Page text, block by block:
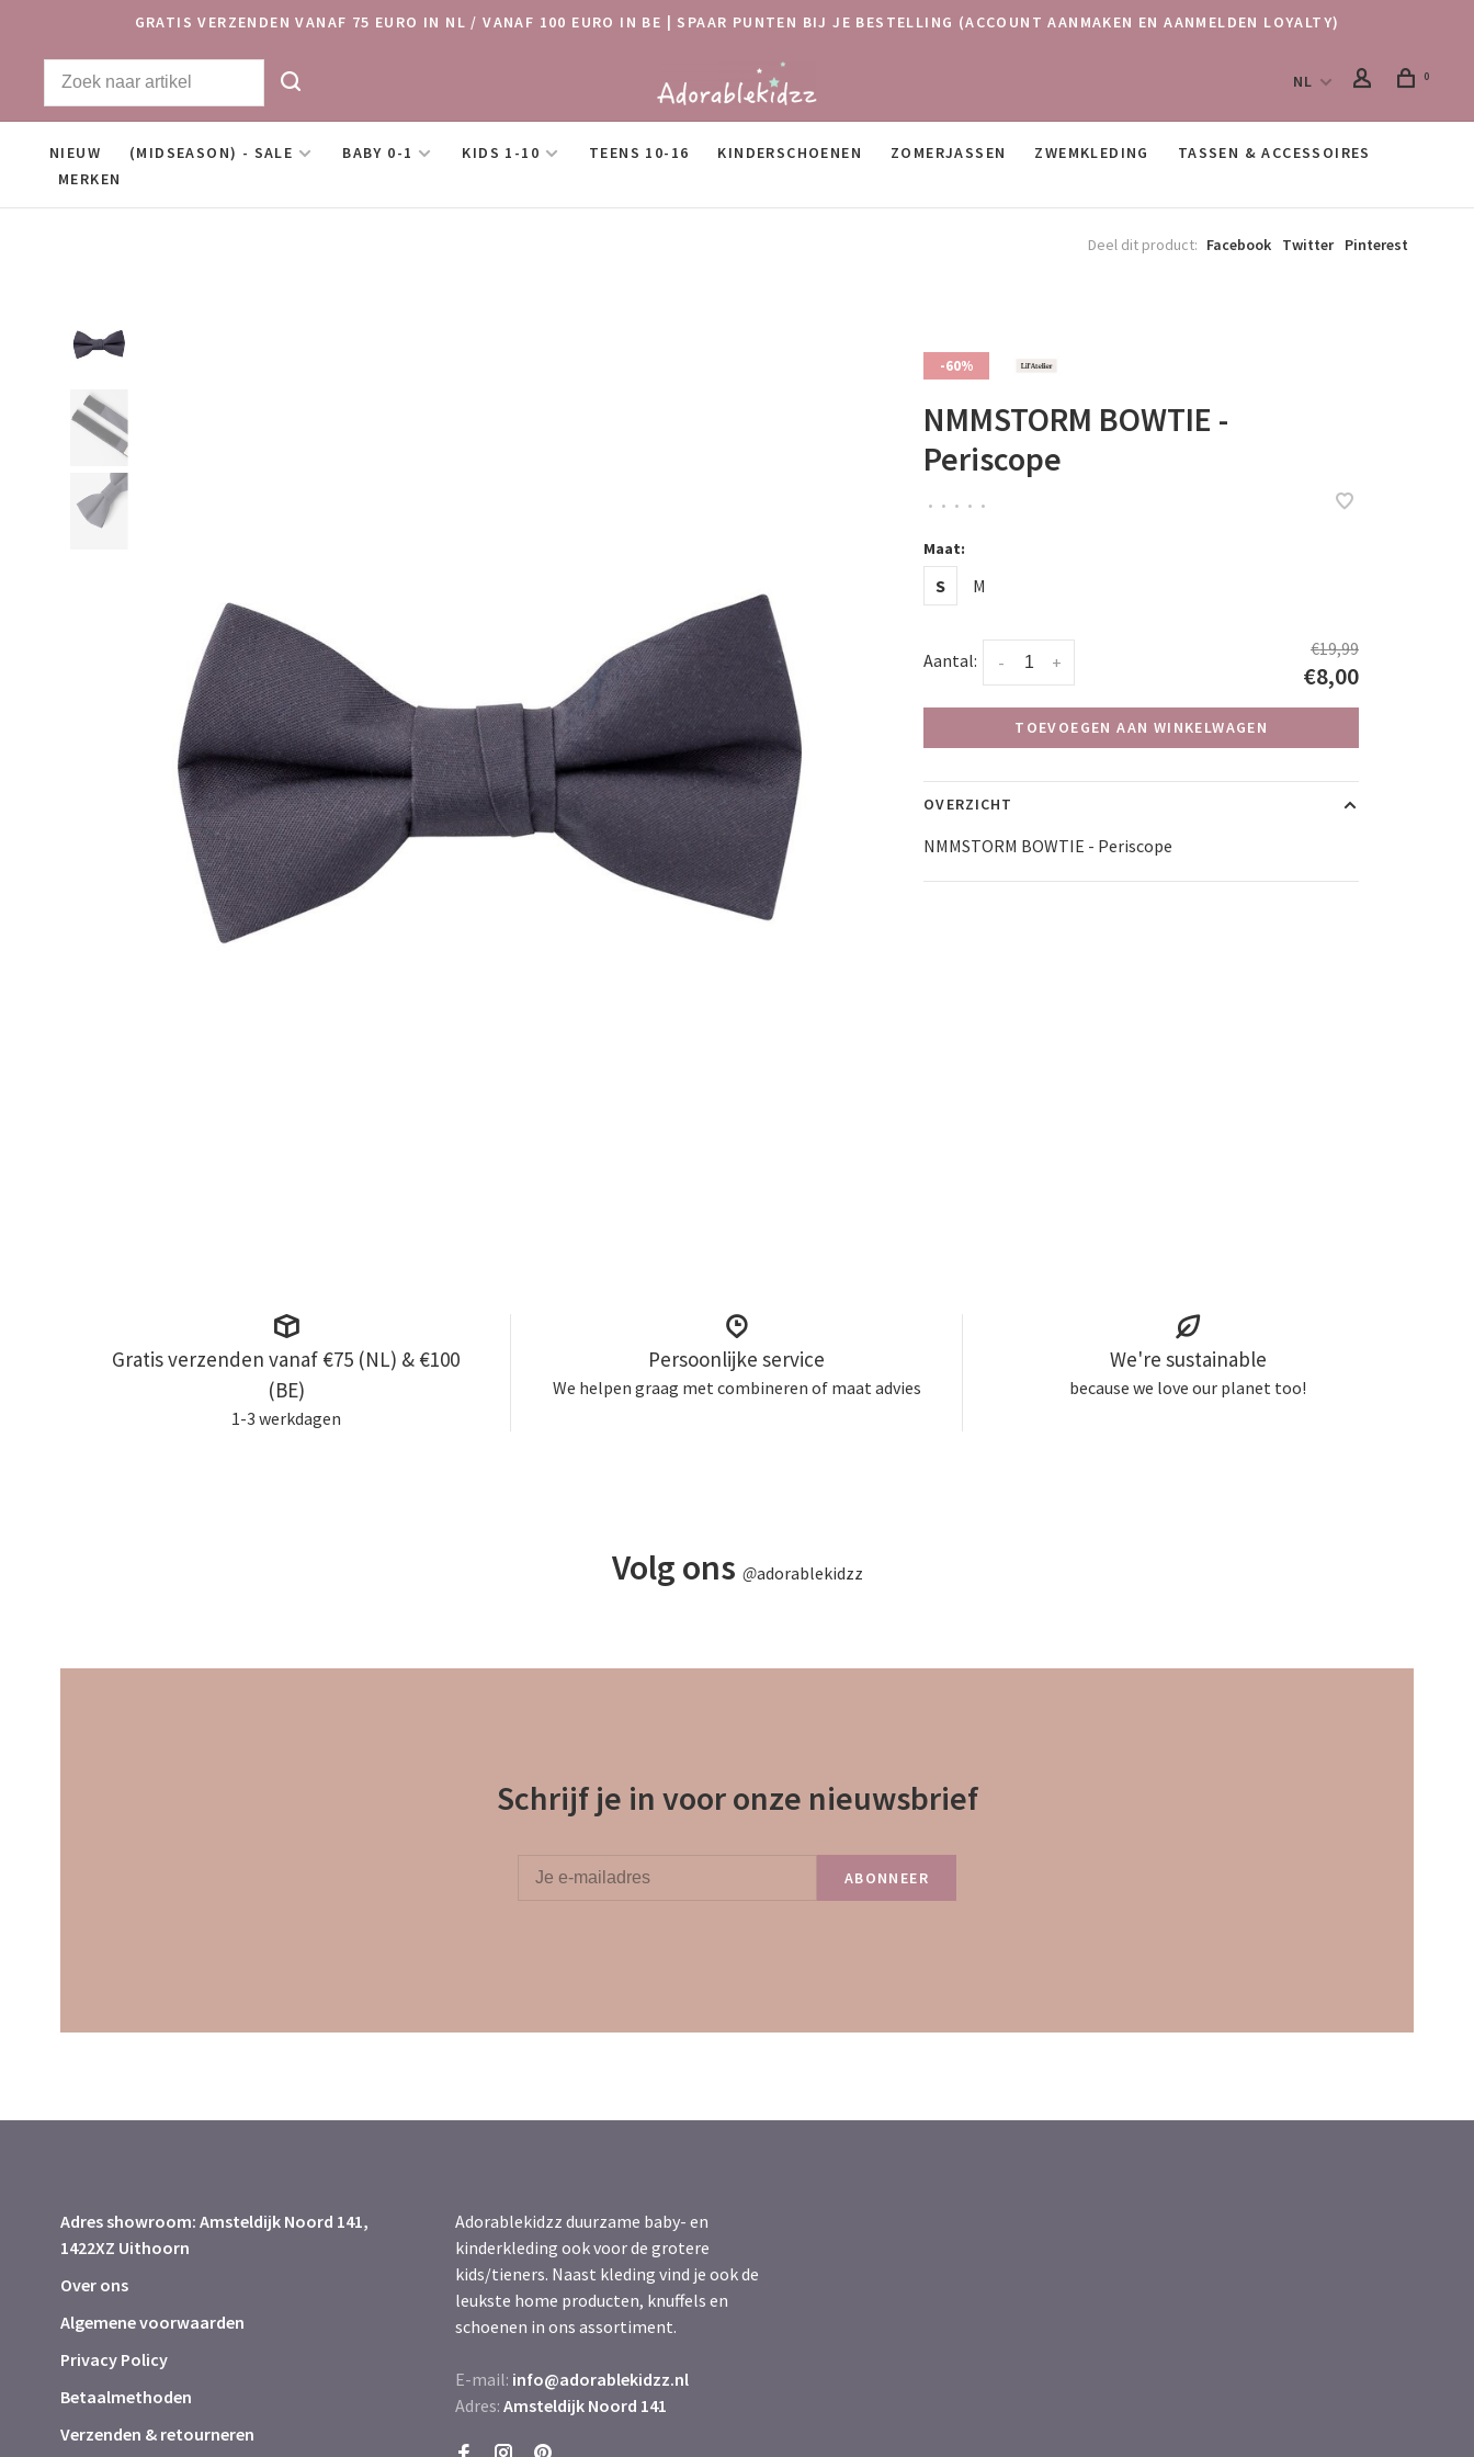
GRATIS VERZENDEN VANAF 75 EURO IN NL / VANAF 100 EURO IN BE | SPAAR PUNTEN BIJ JE BESTELLING (ACCOUNT AANMAKEN EN AANMELDEN LOYALTY)
NL 0
NIEUW (MIDSEASON) - SALE BABY 0-1 KIDS 1-10 TEENS 10-16 KINDERSCHOENEN ZOMERJASSEN ZWEMKLEDING
TASSEN & ACCESSOIRES
MERKEN
Deel dit product: Facebook Twitter Pinterest
-60%
NMMSTORM BOWTIE -
Periscope
• • • • •
Maat:
S M
Aantal: +
-
€19,99
€8,00
TOEVOEGEN AAN WINKELWAGEN
OVERZICHT
NMMSTORM BOWTIE - Periscope
Gratis verzenden vanaf €75 (NL) & €100
(BE)
1-3 werkdagen
Persoonlijke service
We helpen graag met combineren of maat advies
We're sustainable
because we love our planet too!
Volg ons @adorablekidzz
Schrijf je in voor onze nieuwsbrief
ABONNEER
Adres showroom: Amsteldijk Noord 141,
1422XZ Uithoorn
Over ons
Algemene voorwaarden
Privacy Policy
Betaalmethoden
Verzenden & retourneren
Adorablekidzz duurzame baby- en
kinderkleding ook voor de grotere
kids/tieners. Naast kleding vind je ook de
leukste home producten, knuffels en
schoenen in ons assortiment.
E-mail: info@adorablekidzz.nl
Adres: Amsteldijk Noord 141